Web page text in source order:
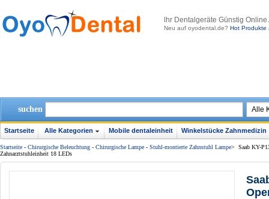
lhr Dentalgeräte Günstig
Neu auf oyodental.de? Hot Produkte
suchen
Startseite Alle Kategorien Mobile dentaleinheit Winkelstücke Zahnmedizin
Startseite - Chirurgische Beleuchtung - Chirurgische Lampe - Stuhl-montierte Zahnstuhl Lampe> Saab KY-
Zahnarztstuhleinheit 18 LEDs